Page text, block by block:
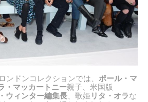
ンドンコレクションでは、 ポール・マ
・マッカートニー親子、米国版
ウィンター編集長、歌姫 リタ・オラな